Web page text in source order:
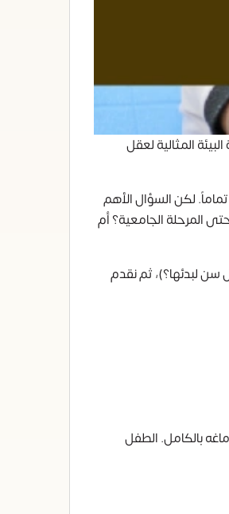
المثالية لعقل
لكن السؤال الأهم
المرحلة الجامعية؟ أم
لبدئها؟)، ثم نقدم
بالكامل. الطفل